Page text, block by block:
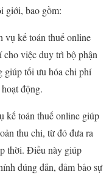
giới, bao gồm:
vụ kế toán thuế online
cho việc duy trì bộ phận
giúp tối ưu hóa chi phí
động.
kế toán thuế online giúp
thu chi, từ đó đưa ra
thời. Điều này giúp
đúng đắn, đảm bảo sự